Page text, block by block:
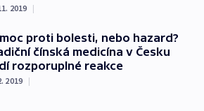
2019 |
proti bolesti, nebo hazard?
čínská medicína v Česku
rozporuplné reakce
2019 |